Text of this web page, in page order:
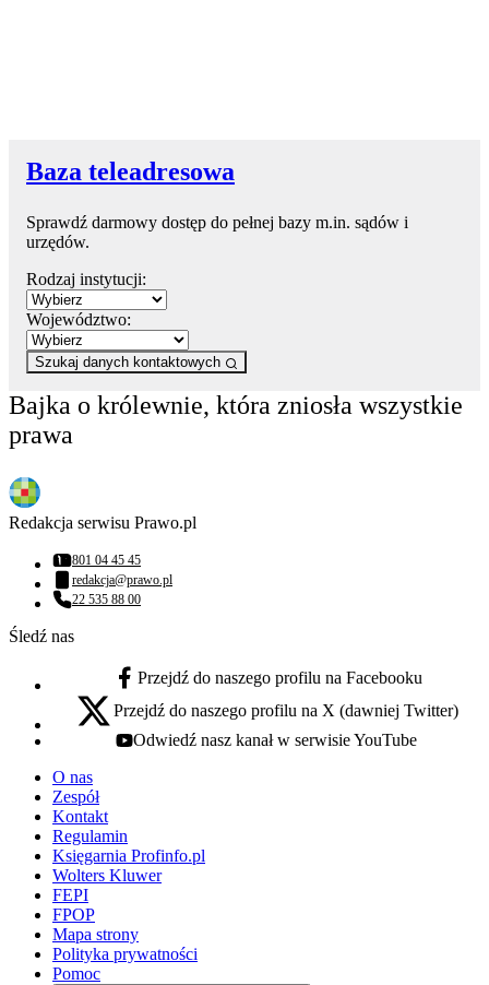
Baza teleadresowa
Sprawdź darmowy dostęp do pełnej bazy m.in. sądów i
urzędów.
Rodzaj instytucji:
Województwo:
Szukaj danych kontaktowych
Bajka o królewnie, która zniosła wszystkie
prawa
Redakcja serwisu Prawo.pl
Numer telefonu:
801 04 45 45
Adres email:
redakcja@prawo.pl
Numer telefonu:
22 535 88 00
Śledź nas
facebook - otwiera się w nowej karcie
Przejdź do naszego profilu na Facebooku
x - otwiera się w nowej karcie
Przejdź do naszego profilu na X (dawniej Twitter)
youtube - otwiera się w nowej karcie
Odwiedź nasz kanał w serwisie YouTube
O nas
Zespół
Kontakt
Regulamin
Księgarnia Profinfo.pl
Wolters Kluwer
FEPI
FPOP
Mapa strony
Polityka prywatności
Pomoc